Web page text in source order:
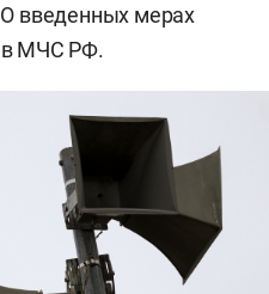
введенных мерах
в МЧС РФ.